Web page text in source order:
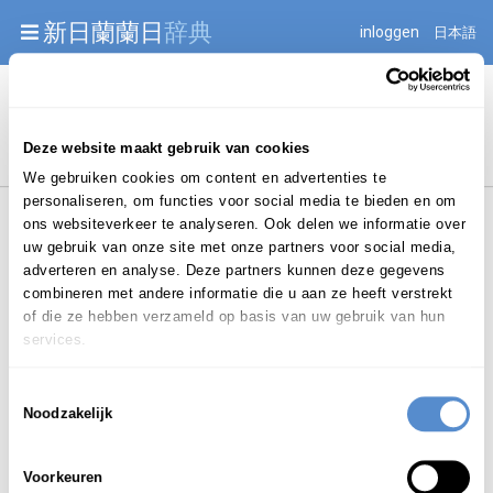
Deze website maakt gebruik van cookies
We gebruiken cookies om content en advertenties te
personaliseren, om functies voor social media te bieden en om
ons websiteverkeer te analyseren. Ook delen we informatie over
uw gebruik van onze site met onze partners voor social media,
adverteren en analyse. Deze partners kunnen deze gegevens
combineren met andere informatie die u aan ze heeft verstrekt
of die ze hebben verzameld op basis van uw gebruik van hun
services.
Noodzakelijk
Voorkeuren
Warning: Undefined array key "jnnjuid" in
/mnt/web216/d2/76/52236976/htdocs/jnnj-prod/search.php
新日蘭蘭日辞典 inloggen 日本語
Login om te bewerken ...
エリンギ